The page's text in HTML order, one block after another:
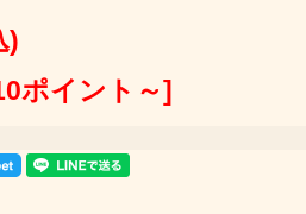
始まりです。
れたのだそう。
現在駄菓子として売られているもの
)
ポイント～]